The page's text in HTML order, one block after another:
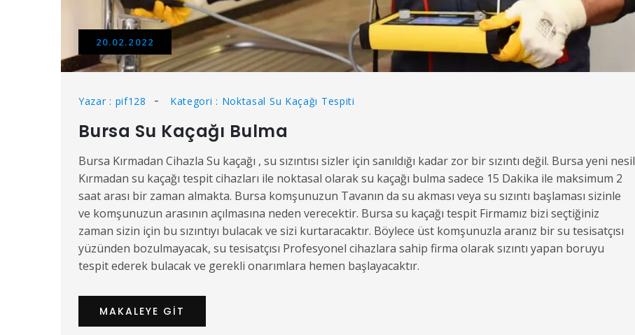
20.02.2022
Yazar : pif128 Kategori : Noktasal Su Kaçağı Tespiti
Bursa Su Kaçağı Bulma
Bursa Kırmadan Cihazla Su kaçağı , su sızıntısı sizler için sanıldığı kadar zor bir sızıntı değil. Bursa yeni nesil
Kırmadan su kaçağı tespit cihazları ile noktasal olarak su kaçağı bulma sadece 15 Dakika ile maksimum 2
saat arası bir zaman almakta. Bursa komşunuzun Tavanın da su akması veya su sızıntı başlaması sizinle
ve komşunuzun arasının açılmasına neden verecektir. Bursa su kaçağı tespit Firmamız bizi seçtiğiniz
zaman sizin için bu sızıntıyı bulacak ve sizi kurtaracaktır. Böylece üst komşunuzla aranız bir su tesisatçısı
yüzünden bozulmayacak, su tesisatçısı Profesyonel cihazlara sahip firma olarak sızıntı yapan boruyu
tespit ederek bulacak ve gerekli onarımlara hemen başlayacaktır.
MAKALEYE GIT